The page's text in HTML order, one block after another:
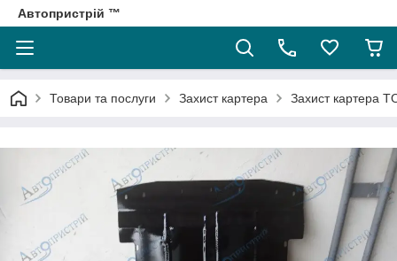
Автопристрій ™
Товари та послуги Захист картера Захист картера